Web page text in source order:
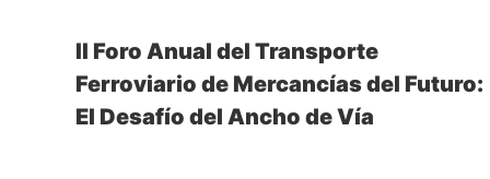
II Foro Anual del Transporte
Ferroviario de Mercancías del Futuro:
El Desafío del Ancho de Vía